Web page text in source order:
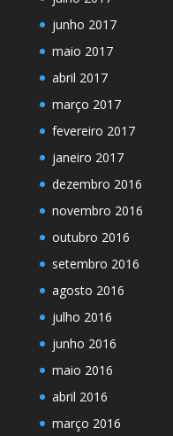
junho 2017
maio 2017
abril 2017
março 2017
fevereiro 2017
janeiro 2017
dezembro 2016
novembro 2016
outubro 2016
setembro 2016
agosto 2016
julho 2016
junho 2016
maio 2016
abril 2016
março 2016